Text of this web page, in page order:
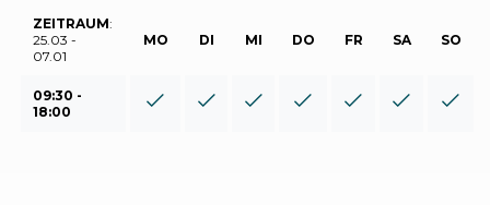
ZEITRAUM:
25.03 -
07.01
MO DI MI DO FR SA SO
09:30 -
18:00